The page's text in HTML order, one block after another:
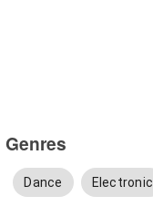
Genres
Dance Electronic